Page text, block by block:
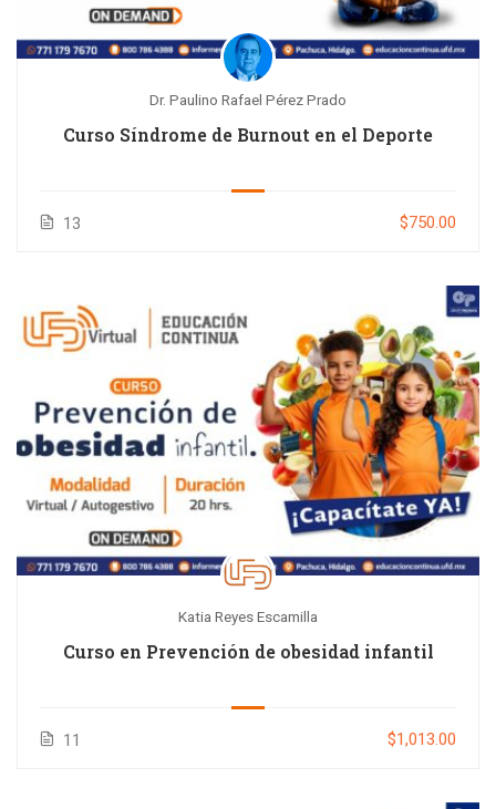
Dr. Paulino Rafael Pérez Prado
Curso Síndrome de Burnout en el Deporte
13 $750.00
Katia Reyes Escamilla
Curso en Prevención de obesidad infantil
11 $1,013.00